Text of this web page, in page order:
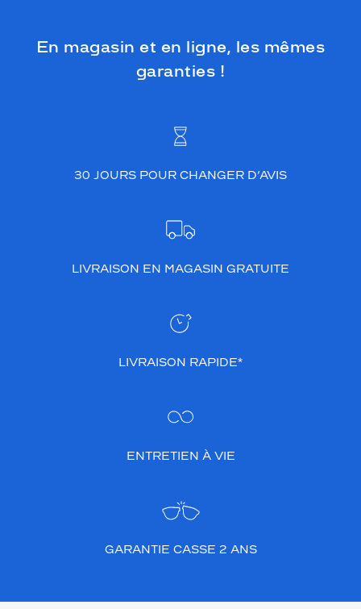
En magasin et en ligne, les mêmes
garanties !
30 JOURS POUR CHANGER D’AVIS
LIVRAISON EN MAGASIN GRATUITE
LIVRAISON RAPIDE*
ENTRETIEN À VIE
GARANTIE CASSE 2 ANS